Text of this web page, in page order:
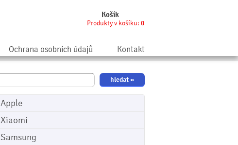
Košík
Produkty v košíku: 0
Ochrana osobních údajů Kontakt
Apple
Xiaomi
Samsung